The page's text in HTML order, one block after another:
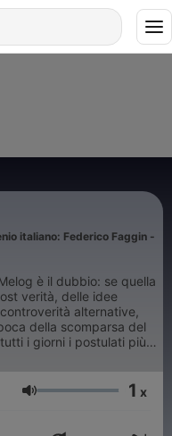
italiano: Federico Faggin -
è il dubbio: se quella
verità, delle idee
alternative,
della scomparsa del
i giorni i postulati più
le sue domande e le sue
Volym 1 x